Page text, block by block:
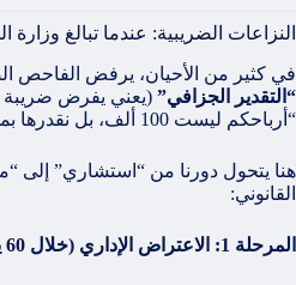
النزاعات الضريبية: عندما تبالغ وزارة
في كثير من الأحيان، يرفض الفاحص
“التقدير الجزافي” (يعني يفرض ضريبة
“أرباحكم ليست 100 ألف، بل نقدرها بمليون، والضريبة 150 ألفاً”.
هنا يتحول دورنا من “استشاري” إلى
القانوني:
المرحلة 1: الاعتراض الإداري (خلال 60 يوماً)